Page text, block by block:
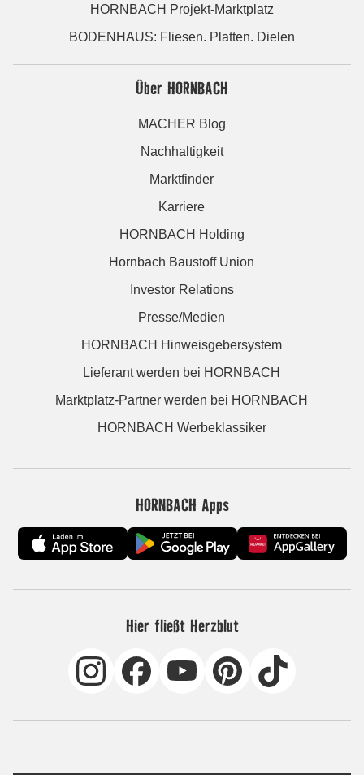
HORNBACH Projekt-Marktplatz
BODENHAUS: Fliesen. Platten. Dielen
Über HORNBACH
MACHER Blog
Nachhaltigkeit
Marktfinder
Karriere
HORNBACH Holding
Hornbach Baustoff Union
Investor Relations
Presse/Medien
HORNBACH Hinweisgebersystem
Lieferant werden bei HORNBACH
Marktplatz-Partner werden bei HORNBACH
HORNBACH Werbeklassiker
HORNBACH Apps
Hier fließt Herzblut